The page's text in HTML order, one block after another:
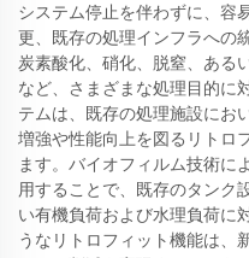
システム停止を伴わずに、容
更、既存の処理インフラへの
炭素酸化、硝化、脱窒、ある
など、さまざまな処理目的に
テムは、既存の処理施設にお
増強や性能向上を図るリトロ
ます。バイオフィルム技術に
用することで、既存のタンク
い有機負荷および水理負荷に
うなリトロフィット機能は、